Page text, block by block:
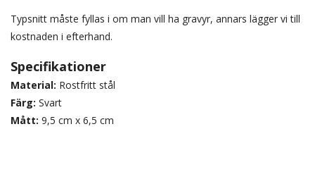
Typsnitt måste fyllas i om man vill ha gravyr, annars lägger vi till
kostnaden i efterhand.
Specifikationer
Material: Rostfritt stål
Färg: Svart
Mått: 9,5 cm x 6,5 cm